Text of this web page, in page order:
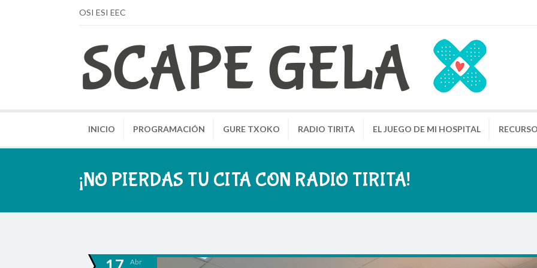
OSI ESI EEC
INICIO PROGRAMACIÓN GURE TXOKO RADIO TIRITA EL JUEGO DE MI HOSPITAL
¡NO PIERDAS TU CITA CON RADIO TIRITA!
Abr